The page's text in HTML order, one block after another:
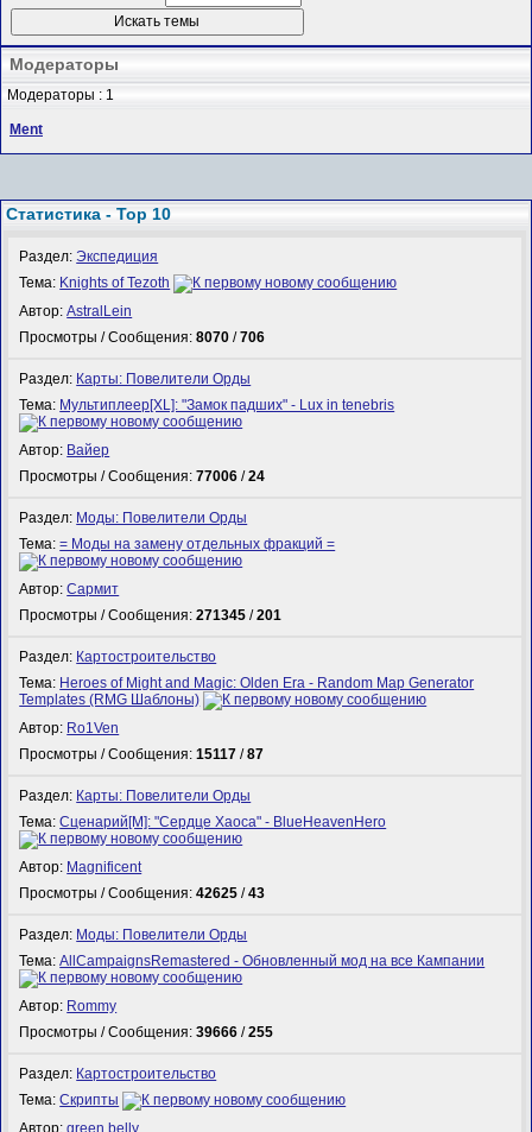
Модераторы
Модераторы : 1
Ment
Статистика - Top 10
Раздел:Экспедиция
Тема: Knights of Tezoth
Автор:AstralLein
Просмотры / Сообщения:8070 /706
Раздел: Карты: Повелители Орды
Тема: Мультиплеер[XL]: "Замок падших" - Lux in tenebris
Автор: Вайер
Просмотры / Сообщения:77006 /24
Раздел: Моды: Повелители Орды
Тема:= Моды на замену отдельных фракций =
Автор:Сармит
Просмотры / Сообщения:271345 /201
Раздел: Картостроительство
Тема: Heroes of Might and Magic: Olden Era - Random Map Generator
Templates (RMG Шаблоны)
Автор: Ro1Ven
Просмотры / Сообщения:15117 /87
Раздел: Карты: Повелители Орды
Тема:Сценарий[M]: "Сердце Хаоса" - BlueHeavenHero
Автор: Magnificent
Просмотры / Сообщения:42625 /43
Раздел: Моды: Повелители Орды
Тема:AllCampaignsRemastered - Обновленный мод на все Кампании
Автор: Rommy
Просмотры / Сообщения:39666 /255
Раздел: Картостроительство
Тема:Скрипты
Автор:green belly